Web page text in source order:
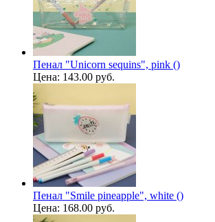
Пенал "Unicorn sequins", pink ()
Цена: 143.00 руб.
Пенал "Smile pineapple", white ()
Цена: 168.00 руб.